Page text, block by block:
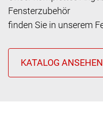
Fensterzubehör
finden Sie in unserem